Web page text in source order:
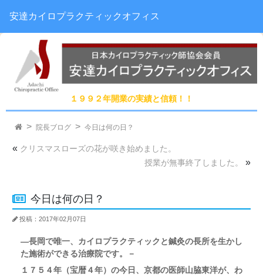
１９９２年開業の実績と信頼！！
安達カイロプラクティックオフィス
院長ブログ 今日は何の日？
« クリスマスローズの花が咲き始めました。
授業が無事終了しました。
»
今日は何の日？
投稿：2017年02月07日
―長岡で唯一、カイロプラクティックと鍼灸の長所を生かし
た施術ができる治療院です。－
１７５４年（宝暦４年）の今日、京都の医師山脇東洋が、わ